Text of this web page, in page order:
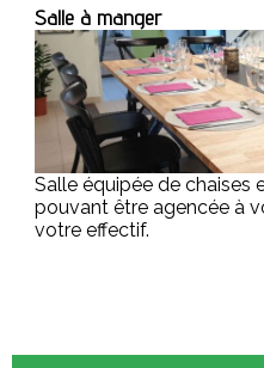
Salle à manger
Salle équipée de chaises
pouvant être agencée à
votre effectif.
Bibliothèque